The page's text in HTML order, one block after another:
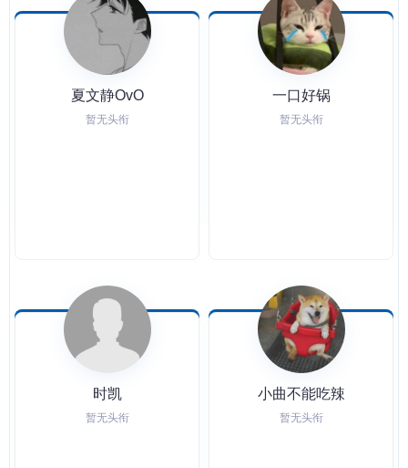
夏文静OvO
暂无头衔
一口好锅
暂无头衔
时凯
暂无头衔
小曲不能吃辣
暂无头衔